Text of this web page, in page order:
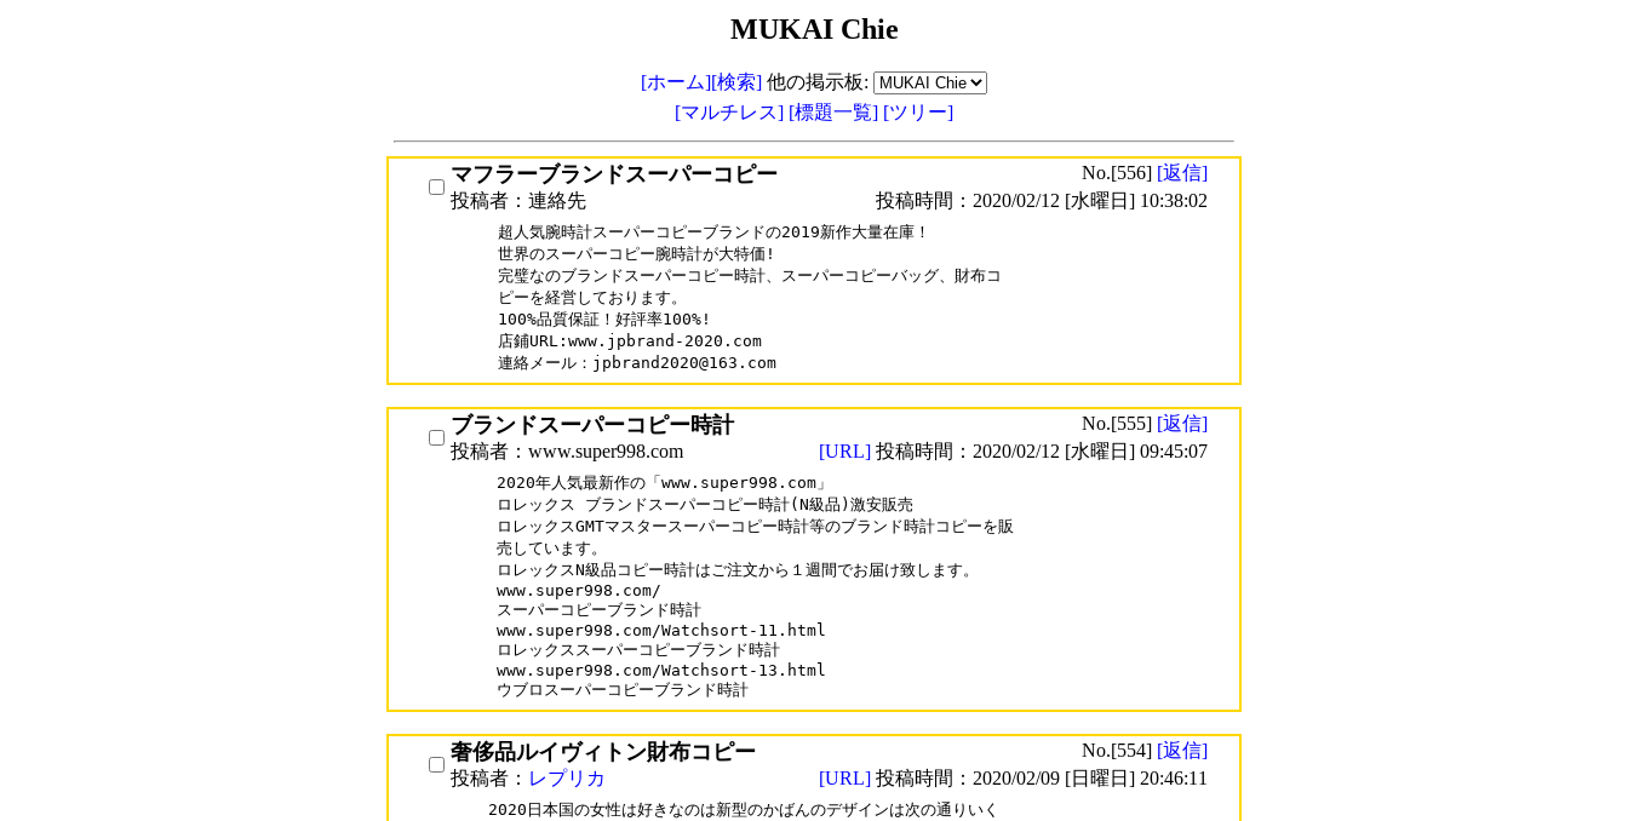
MUKAI Chie
[ホーム][検索] 他の掲示板:
[マルチレス] [標題一覧] [ツリー]
マフラーブランドスーパーコピー No.[556] [返信]
投稿者：連絡先
投稿時間：2020/02/12 [水曜日] 10:38:02
超人気腕時計スーパーコピーブランドの2019新作大量在庫！
世界のスーパーコピー腕時計が大特価!
完璧なのブランドスーパーコピー時計、スーパーコピーバッグ、財布コ
ピーを経営しております。
100%品質保証！好評率100%!
店鋪URL:www.jpbrand-2020.com
連絡メール：jpbrand2020@163.com
ブランドスーパーコピー時計 No.[555] [返信]
投稿者：www.super998.com
[URL] 投稿時間：2020/02/12 [水曜日] 09:45:07
2020年人気最新作の「www.super998.com」
ロレックス ブランドスーパーコピー時計(N級品)激安販売
ロレックスGMTマスタースーパーコピー時計等のブランド時計コピーを販
売しています。
ロレックスN級品コピー時計はご注文から１週間でお届け致します。
www.super998.com/
スーパーコピーブランド時計
www.super998.com/Watchsort-11.html
ロレックススーパーコピーブランド時計
www.super998.com/Watchsort-13.html
ウブロスーパーコピーブランド時計
奢侈品ルイヴィトン財布コピー No.[554] [返信]
投稿者： レプリカ [URL] 投稿時間：2020/02/09 [日曜日] 20:46:11
2020日本国の女性は好きなのは新型のかばんのデザインは次の通りいく